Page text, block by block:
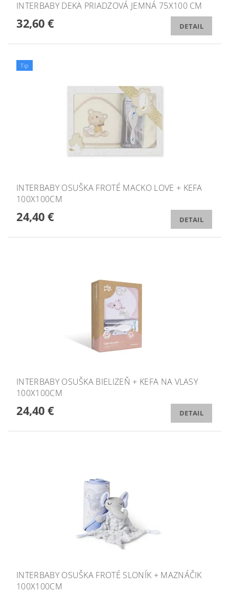
INTERBABY DEKA PRIADZOVÁ JEMNÁ 75X100 CM
32,60 € DETAIL
Tip
INTERBABY OSUŠKA FROTÉ MACKO LOVE + KEFA
100X100CM
24,40 € DETAIL
INTERBABY OSUŠKA BIELIZEŇ + KEFA NA VLASY
100X100CM
24,40 € DETAIL
INTERBABY OSUŠKA FROTÉ SLONÍK + MAZNÁČIK
100X100CM